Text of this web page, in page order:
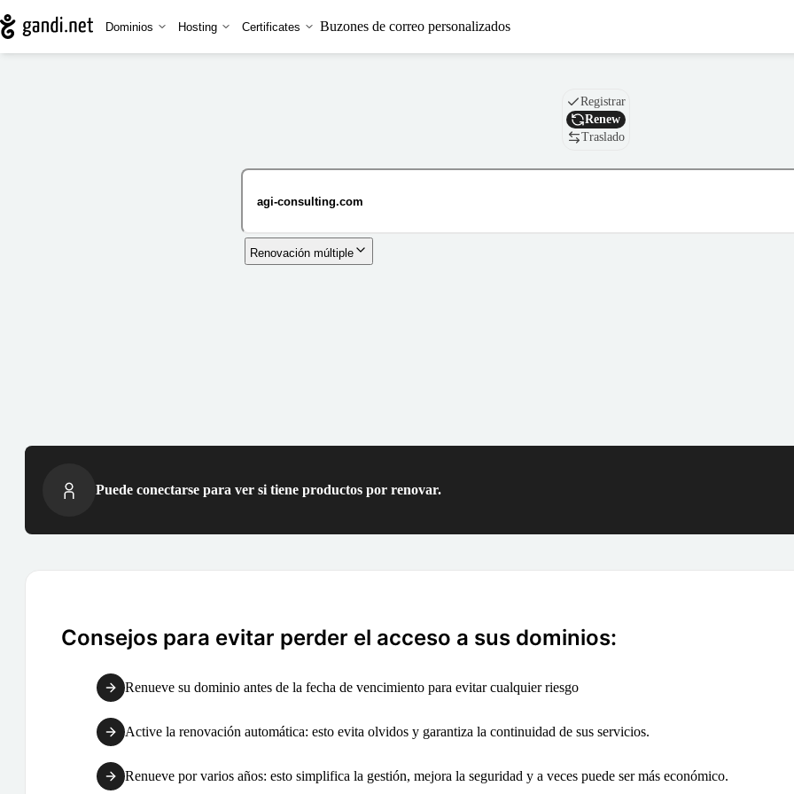
Dominios Hosting Certificates Buzones de correo personalizados
Nombre de dominio
Registrar
Renew
Traslado
Renovación múltiple
Puede conectarse para ver si tiene productos por renovar.
Consejos para evitar perder el acceso a sus dominios:
Renueve su dominio antes de la fecha de vencimiento para evitar cualquier riesgo
Active la renovación automática: esto evita olvidos y garantiza la continuidad de sus servicios.
Renueve por varios años: esto simplifica la gestión, mejora la seguridad y a veces puede ser más económico.